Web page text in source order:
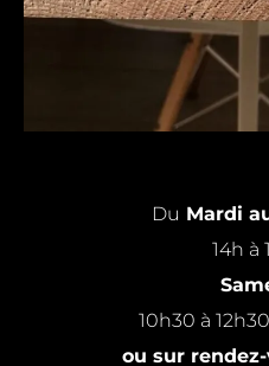
Du Mardi
14h à
10h30 à
ou sur